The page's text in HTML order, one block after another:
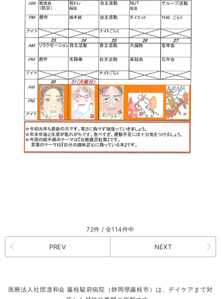
72件 / 全114件中
PREV NEXT
医療法人社団凛和会 藤枝駿府病院（静岡県藤枝市）は、デイケアまで対